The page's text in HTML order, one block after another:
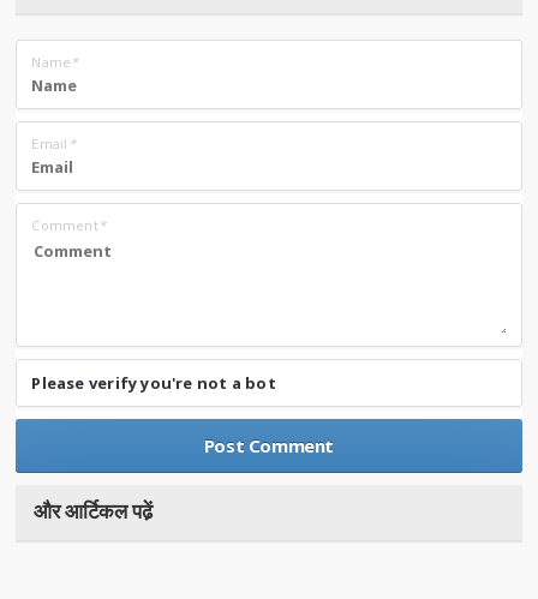
Name *
Email *
Comment*
Please verify you're not a bot
और आर्टिकल पढे़ं